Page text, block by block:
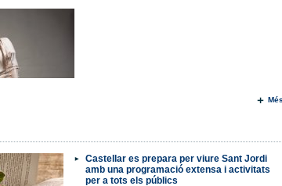
Castellar es prepara per viure Sant Jordi
amb una programació extensa i activitats
per a tots els públics